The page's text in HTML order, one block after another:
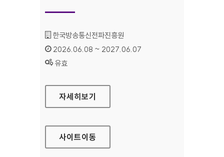
기관명 :
한국방송통신전파진흥원
인증기간 :
2026.06.08 ~ 2027.06.07
상태 :
유효
이음5G지원포털
자세히보기
사이트이동